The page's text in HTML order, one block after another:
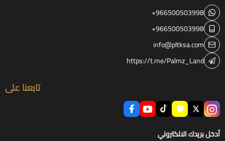
+966500503998
+966500503998
info@pltksa.com
https://t.me/Palmz_Land
تابعنا على
أدخل بريدك الالكتروني